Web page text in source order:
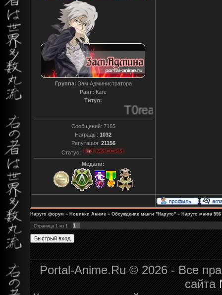
Группа: Зам.Администратора
Ранг: Каге
Титул:
T0reador xD
Сообщений: 7165
Награды: 1032
Репутация: 21156
Статус:
Медали:
Наруто форум » Новинки Аниме » Обсуждение манги "Наруто" » Наруто манга
Страница 1 из 1 1
Portal-Anime.Ru © 2026 - Все
сайта